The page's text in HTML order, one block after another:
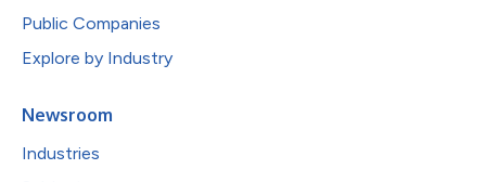
Public Companies
Explore by Industry
Newsroom
Industries